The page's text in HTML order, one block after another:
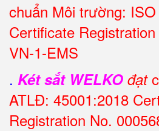
chuẩn Môi trường:
Certificate
VN-1-EMS
. Két sắt WELKO đạt
ATLĐ: 45001:2018
Registration No.